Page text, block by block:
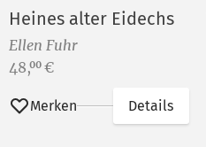
Heines alter Eidechs
Ellen Fuhr
Preis:
48,00 €
Merken Details